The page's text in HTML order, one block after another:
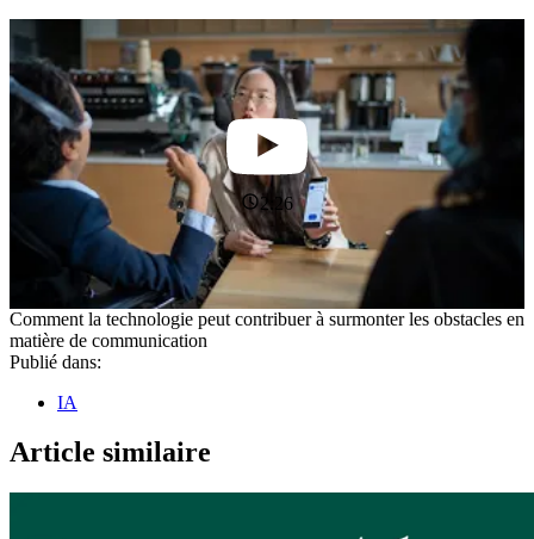
2:26
Comment la technologie peut contribuer à surmonter les obstacles en
matière de communication
Publié dans:
IA
Article similaire